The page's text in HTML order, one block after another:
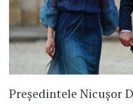
Președintele Nicușor